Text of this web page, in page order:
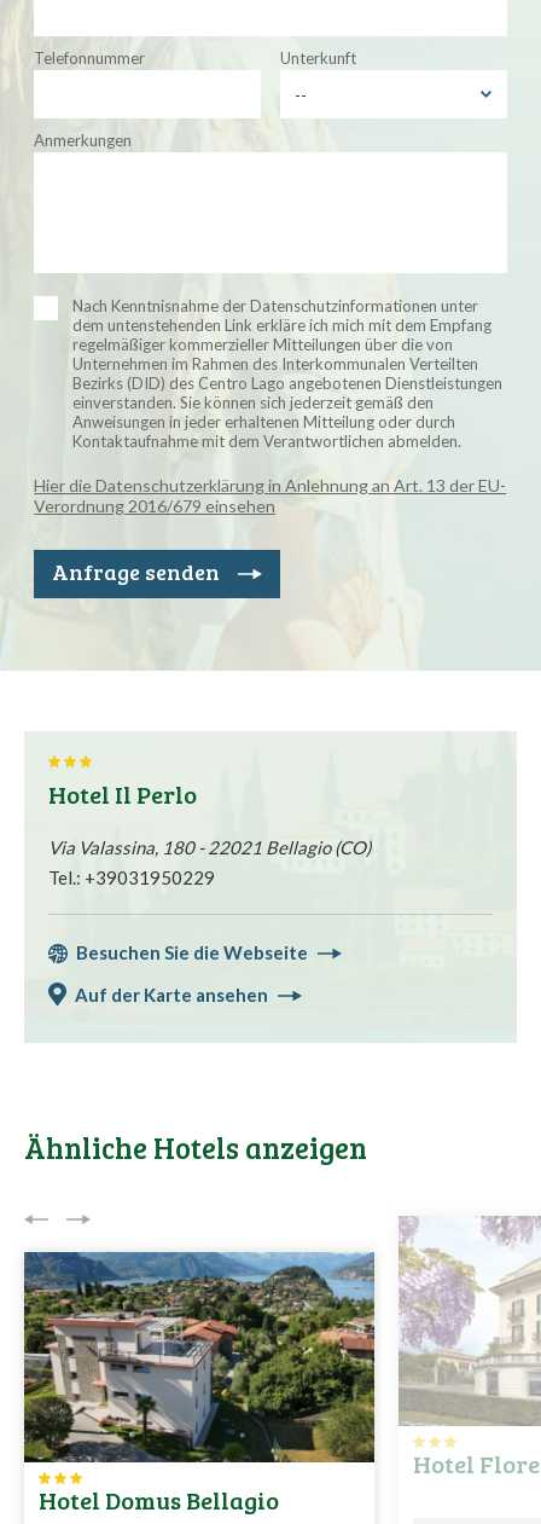
Telefonnummer Unterkunft
Anmerkungen
Nach Kenntnisnahme der Datenschutzinformationen unter
dem untenstehenden Link erkläre ich mich mit dem Empfang
regelmäßiger kommerzieller Mitteilungen über die von
Unternehmen im Rahmen des Interkommunalen Verteilten
Bezirks (DID) des Centro Lago angebotenen Dienstleistungen
einverstanden. Sie können sich jederzeit gemäß den
Anweisungen in jeder erhaltenen Mitteilung oder durch
Kontaktaufnahme mit dem Verantwortlichen abmelden.
Hier die Datenschutzerklärung in Anlehnung an Art. 13 der EU-
Verordnung 2016/679 einsehen
Anfrage senden
Hotel Il Perlo
Via Valassina, 180 - 22021 Bellagio (CO)
Tel.: +39031950229
Besuchen Sie die Webseite
Auf der Karte ansehen
Ähnliche Hotels anzeigen
Hotel Domus Bellagio
Hotel